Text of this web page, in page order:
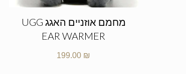
מחמם אוזניים האגג UGG
EAR WARMER
199.00 ₪